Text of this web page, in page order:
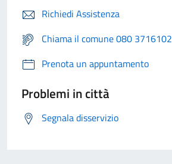
Richiedi Assistenza
Chiama il comune 080 3716102
Prenota un appuntamento
Problemi in città
Segnala disservizio